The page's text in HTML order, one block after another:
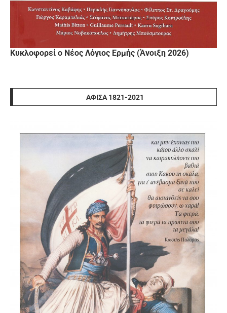
Κυκλοφορεί ο Νέος Λόγιος Ερμής (Άνοιξη 2026)
ΑΦΊΣΑ 1821-2021